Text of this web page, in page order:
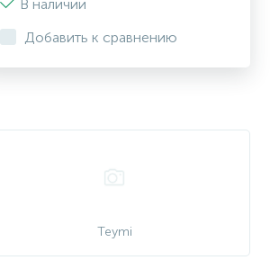
В наличии
Добавить к сравнению
Teymi